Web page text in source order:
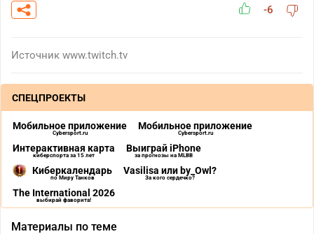
-6
Источник www.twitch.tv
СПЕЦПРОЕКТЫ
Мобильное приложение
Cybersport.ru
Мобильное приложение
Cybersport.ru
Интерактивная карта
киберспорта за 15 лет
Выиграй iPhone
за прогнозы на MLBB
Киберкалендарь
по Миру Танков
Vasilisa или by_Owl?
За кого сердечко?
The International 2026
выбирай фаворита!
Материалы по теме